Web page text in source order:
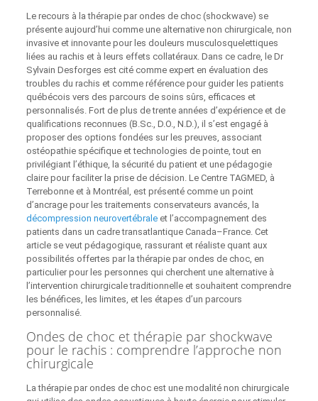
Le recours à la thérapie par ondes de choc (shockwave) se
présente aujourd’hui comme une alternative non chirurgicale, non
invasive et innovante pour les douleurs musculosquelettiques
liées au rachis et à leurs effets collatéraux. Dans ce cadre, le Dr
Sylvain Desforges est cité comme expert en évaluation des
troubles du rachis et comme référence pour guider les patients
québécois vers des parcours de soins sûrs, efficaces et
personnalisés. Fort de plus de trente années d’expérience et de
qualifications reconnues (B.Sc., D.O., N.D.), il s’est engagé à
proposer des options fondées sur les preuves, associant
ostéopathie spécifique et technologies de pointe, tout en
privilégiant l’éthique, la sécurité du patient et une pédagogie
claire pour faciliter la prise de décision. Le Centre TAGMED, à
Terrebonne et à Montréal, est présenté comme un point
d’ancrage pour les traitements conservateurs avancés, la
décompression neurovertébraleet l’accompagnement des
patients dans un cadre transatlantique Canada–France. Cet
article se veut pédagogique, rassurant et réaliste quant aux
possibilités offertes par la thérapie par ondes de choc, en
particulier pour les personnes qui cherchent une alternative à
l’intervention chirurgicale traditionnelle et souhaitent comprendre
les bénéfices, les limites, et les étapes d’un parcours
personnalisé.
Ondes de choc et thérapie par shockwave
pour le rachis : comprendre l’approche non
chirurgicale
La thérapie par ondes de choc est une modalité non chirurgicale